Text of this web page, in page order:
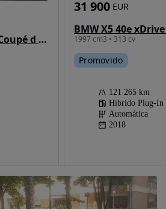
BMW 216 Gran Coupé d Advantage 1997 cm3 • 313 cv
31 900 EUR
Promovido
121 265 km
Híbrido Plug-In
Automática
2018